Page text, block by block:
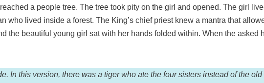
a people tree. The tree took pity on the girl and opened. The girl
who lived inside a forest. The King’s chief priest knew a mantra that
the beautiful young girl sat with her hands folded within. When the asked
In this version, there was a tiger who ate the four sisters instead of the old